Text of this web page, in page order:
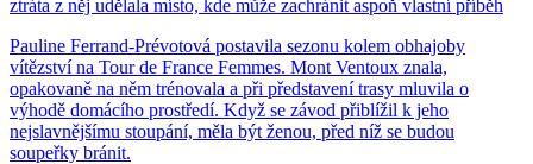
ztráta z něj udělala místo, kde může zachránit aspoň vlastní příběh
Pauline Ferrand-Prévotová postavila sezonu kolem obhajoby
vítězství na Tour de France Femmes. Mont Ventoux znala,
opakovaně na něm trénovala a při představení trasy mluvila o
výhodě domácího prostředí. Když se závod přiblížil k jeho
nejslavnějšímu stoupání, měla být ženou, před níž se budou
soupeřky bránit.